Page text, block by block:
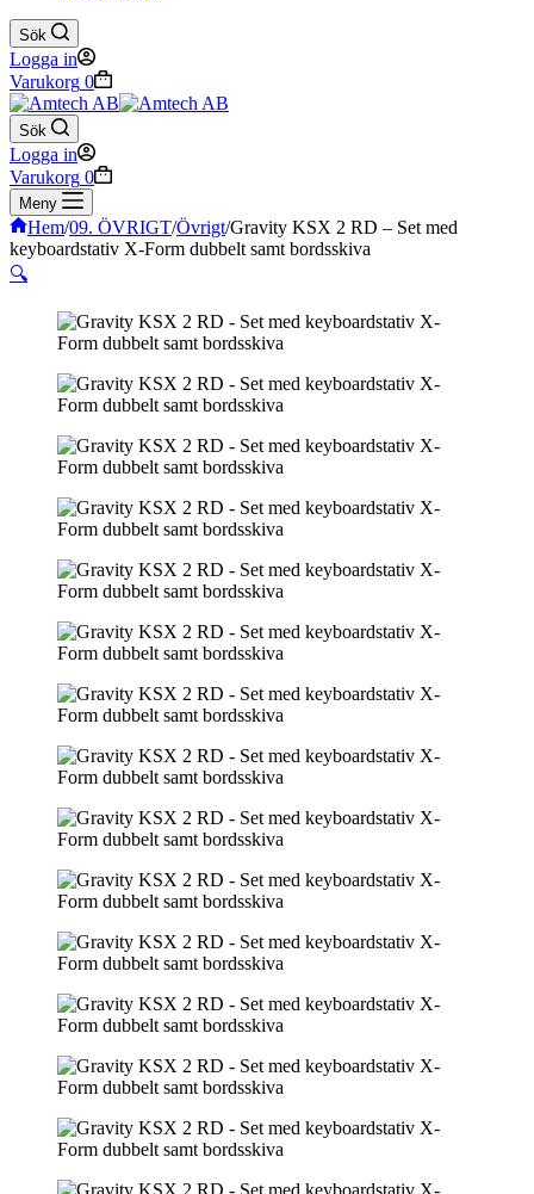
Sök
Logga in
Varukorg 0
Sök
Logga in
Varukorg 0
Meny
Hem/09. ÖVRIGT/Övrigt/Gravity KSX 2 RD – Set med
keyboardstativ X-Form dubbelt samt bordsskiva
🔍